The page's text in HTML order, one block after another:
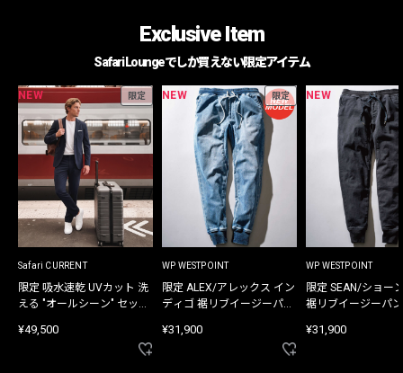
Exclusive Item
Safari Loungeでしか買えない限定アイテム
NEW 限定
Safari CURRENT
限定 吸水速乾 UVカット 洗
える "オールシーン" セット
¥49,500
NEW 限定
WP WESTPOINT
限定 ALEX/アレックス イン
ディゴ 裾リブイージーパン
¥31,900
NEW
WP WESTPOINT
限定 SEAN/ショー
裾リブイージーパ
¥31,900